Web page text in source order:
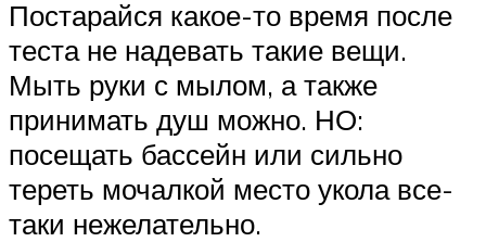
Постарайся какое-то время после
теста не надевать такие вещи.
Мыть руки с мылом, а также
принимать душ можно. НО:
посещать бассейн или сильно
тереть мочалкой место укола все-
таки нежелательно.